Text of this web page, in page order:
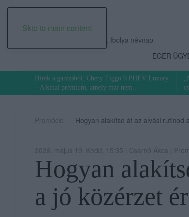
Skip to main content
2026. augusztus 07., péntek, Ibolya névnap
EGER
Hírek a garázsból: Chery Tiggo 9 PHEV Luxury
– A kínai prémium, amely már nem...
Promóció Hogyan alakítsd át az alvási rutinod
2026. május 19. Kedd, 15:35 | Csarnó Ákos |
Hogyan
a jó közérzet